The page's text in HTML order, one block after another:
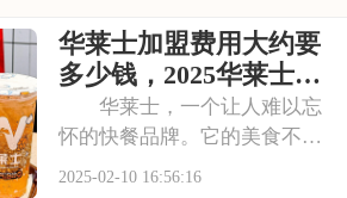
深受消费者喜爱、具有强大市
场吸引力的品牌，为您的创业
之路增添无限可能。本
华莱士加盟费用大约要
多少钱，2025华莱士具
体加盟费用明细
华莱士，一个让人难以忘
怀的快餐品牌。它的美食不仅
味道独特，而且富有创意，总
2025-02-10 16:56:16